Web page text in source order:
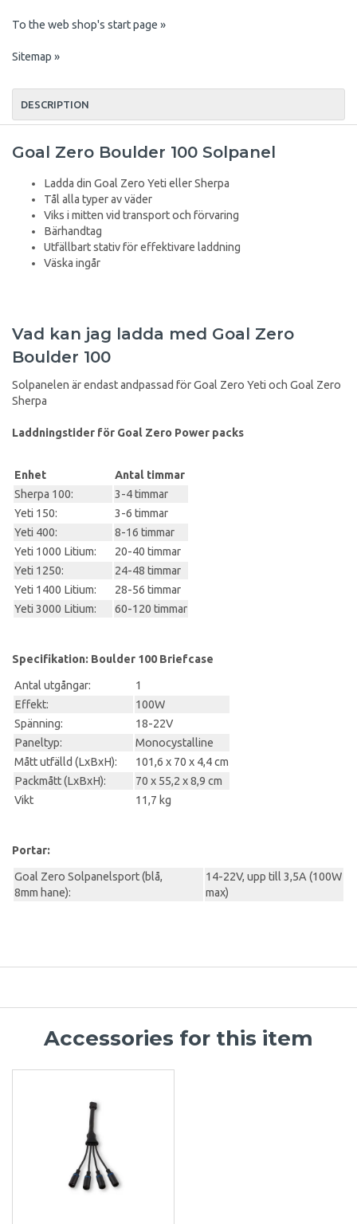
To the web shop's start page »
Sitemap »
DESCRIPTION
Goal Zero Boulder 100 Solpanel
Ladda din Goal Zero Yeti eller Sherpa
Tål alla typer av väder
Viks i mitten vid transport och förvaring
Bärhandtag
Utfällbart stativ för effektivare laddning
Väska ingår
Vad kan jag ladda med Goal Zero
Boulder 100
Solpanelen är endast andpassad för Goal Zero Yeti och Goal Zero
Sherpa
Laddningstider för Goal Zero Power packs
Enhet
Antal timmar
Sherpa 100:
3-4 timmar
Yeti 150:
3-6 timmar
Yeti 400:
8-16 timmar
Yeti 1000 Litium:
20-40 timmar
Yeti 1250:
24-48 timmar
Yeti 1400 Litium:
28-56 timmar
Yeti 3000 Litium:
60-120 timmar
Specifikation: Boulder 100 Briefcase
Antal utgångar:
1
Effekt:
100W
Spänning:
18-22V
Paneltyp:
Monocystalline
Mått utfälld (LxBxH):
101,6 x 70 x 4,4 cm
Packmått (LxBxH):
70 x 55,2 x 8,9 cm
Vikt
11,7 kg
Portar:
Goal Zero Solpanelsport (blå,
8mm hane):
14-22V, upp till 3,5A (100W
max)
Accessories for this item